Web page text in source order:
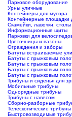
Парковое оборудование
Урны уличные
Контейнеры для мусора
Контейнерные площадки
Скамейки, лавочки, столы
Информационные щиты
Парковки для
Цветочницы и вазоны
Ограждения и заборы
Батуты встраиваемые
Батуты с прыжковым
Батуты с прыжковым
Батуты с прыжковым
Батуты с прыжковым
Трибуны и сиденья для
Мобильные трибуны
Однорядные трибуны
Трибуны с навесом
Сборно-разборные
Телескопические трибуны
Быстровозводимые